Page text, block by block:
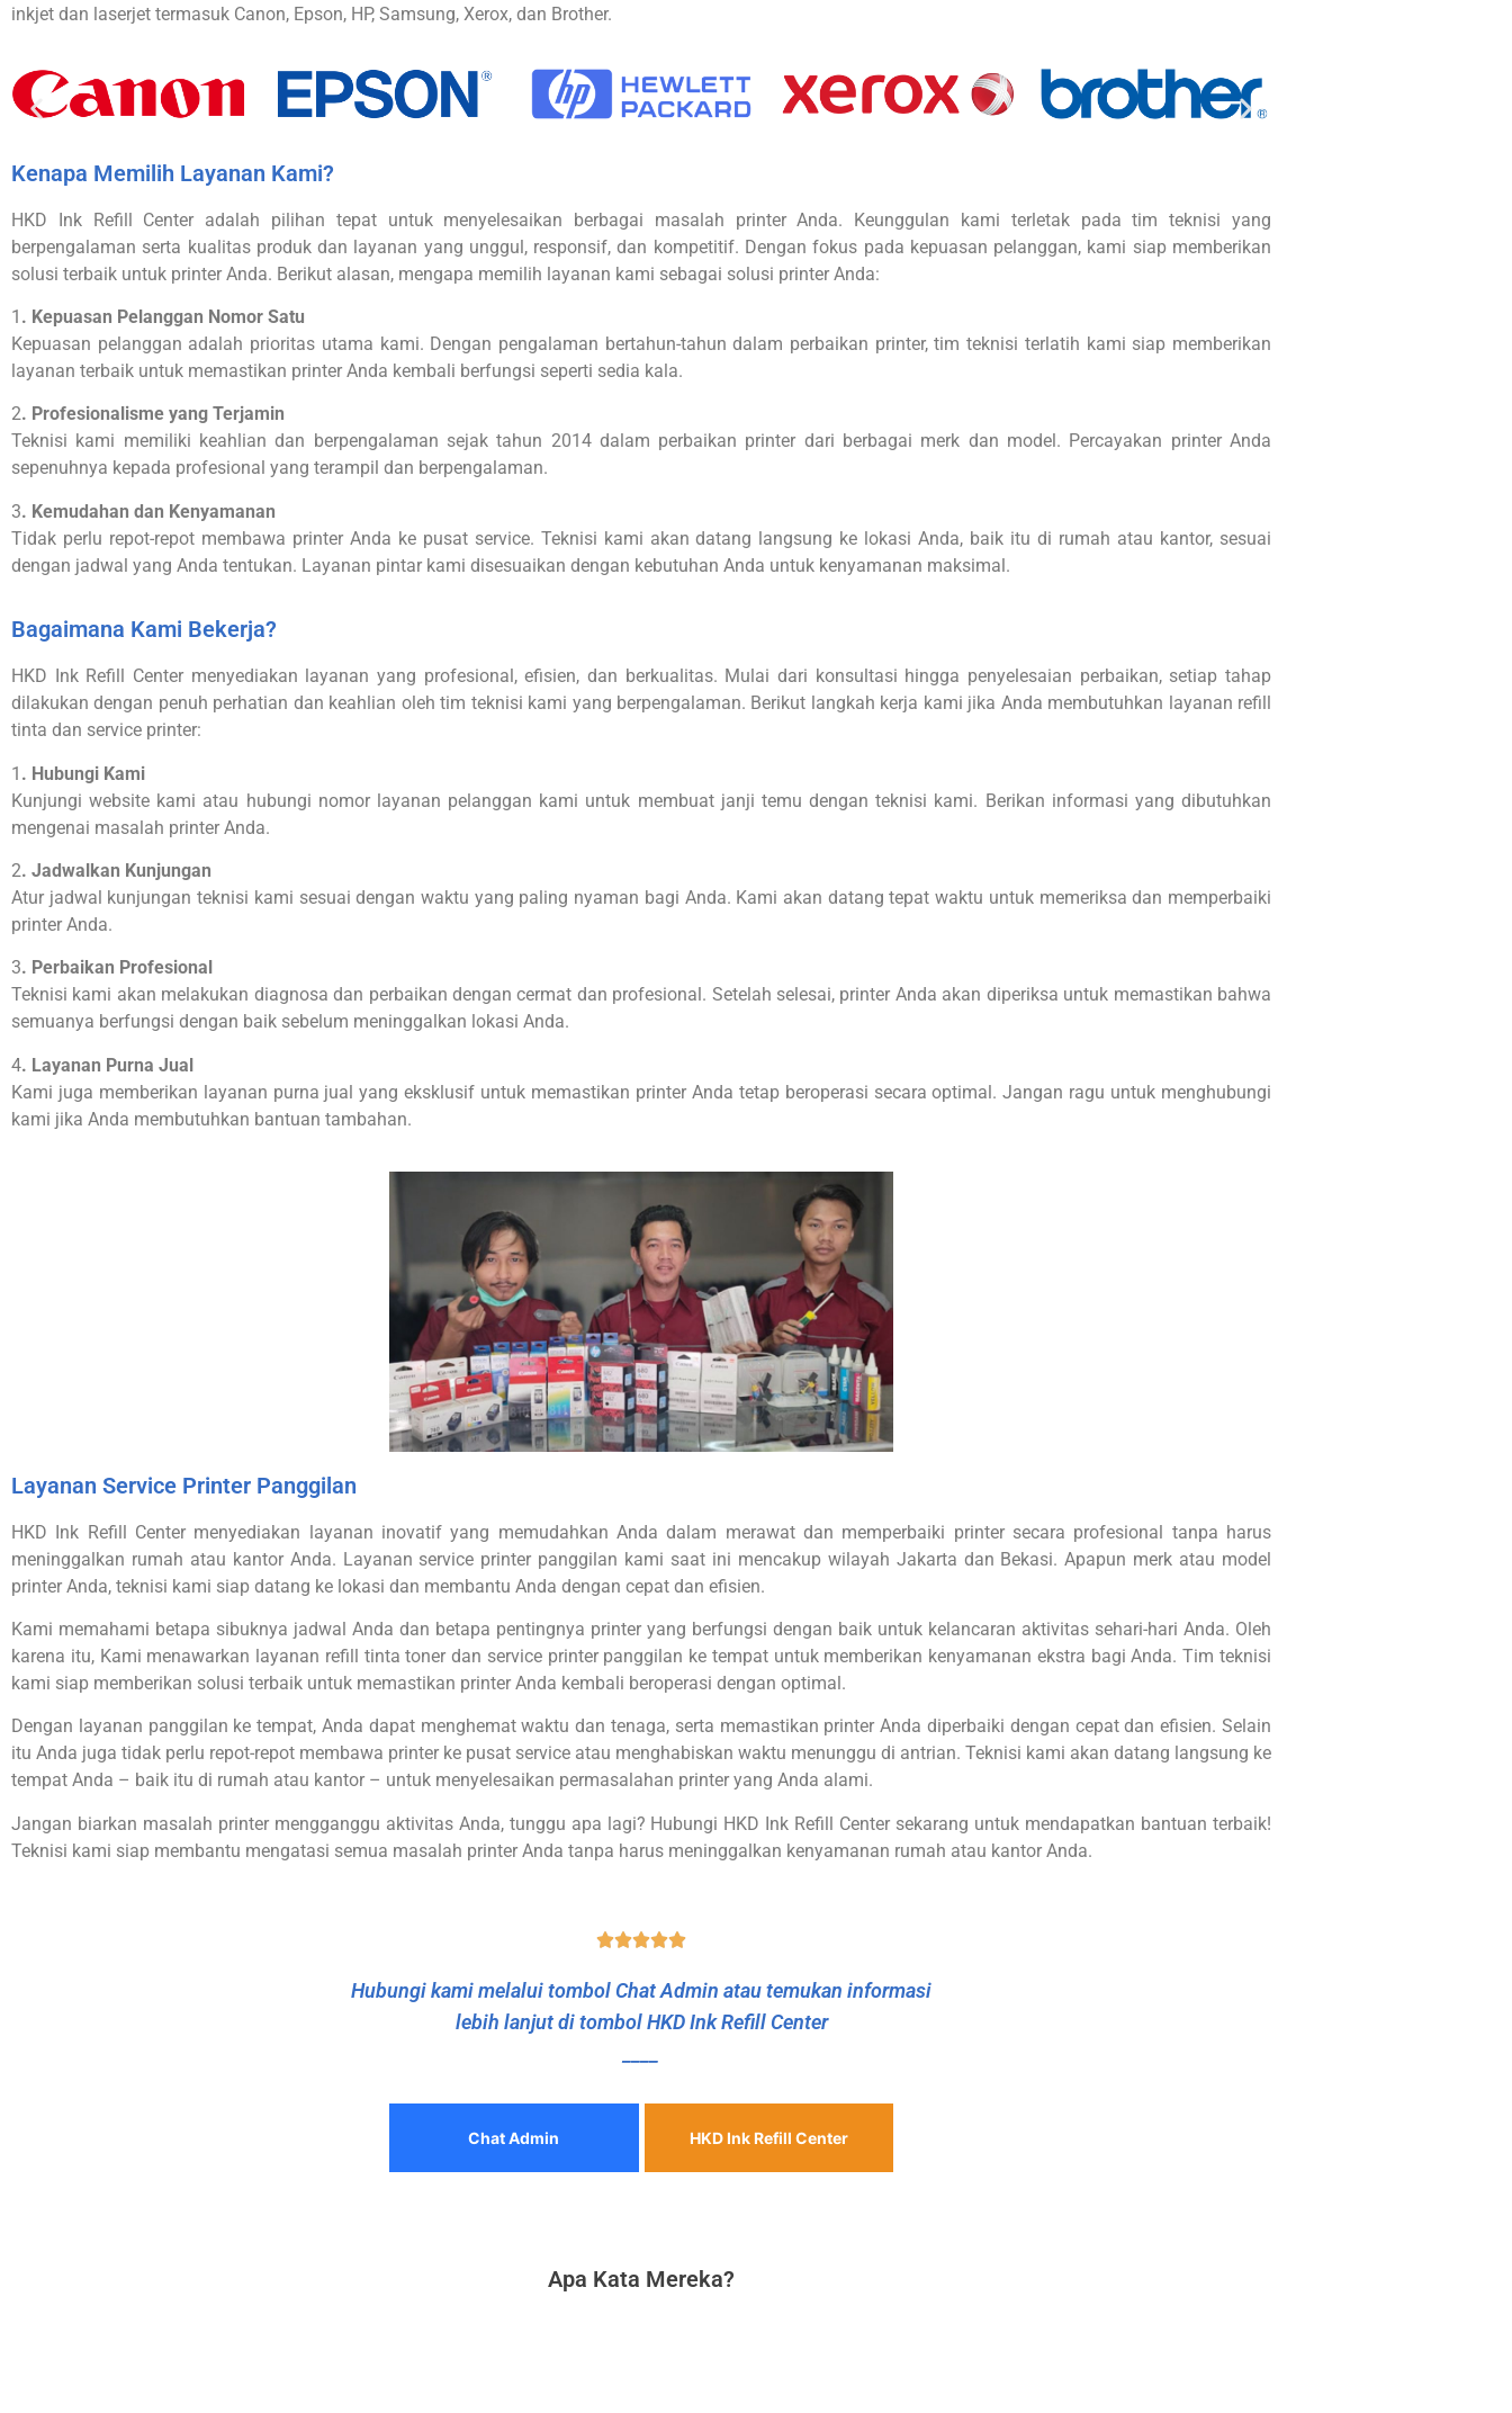
inkjet dan laserjet termasuk Canon, Epson, HP, Samsung, Xerox, dan Brother.
Kenapa Memilih Layanan Kami?
HKD Ink Refill Center adalah pilihan tepat untuk menyelesaikan berbagai masalah printer Anda. Keunggulan kami terletak pada tim teknisi yang
berpengalaman serta kualitas produk dan layanan yang unggul, responsif, dan kompetitif. Dengan fokus pada kepuasan pelanggan, kami siap memberikan
solusi terbaik untuk printer Anda. Berikut alasan, mengapa memilih layanan kami sebagai solusi printer Anda:
1 . Kepuasan Pelanggan Nomor Satu
Kepuasan pelanggan adalah prioritas utama kami. Dengan pengalaman bertahun-tahun dalam perbaikan printer, tim teknisi terlatih kami siap memberikan
layanan terbaik untuk memastikan printer Anda kembali berfungsi seperti sedia kala.
2. Profesionalisme yang Terjamin
Teknisi kami memiliki keahlian dan berpengalaman sejak tahun 2014 dalam perbaikan printer dari berbagai merk dan model. Percayakan printer Anda
sepenuhnya kepada profesional yang terampil dan berpengalaman.
3. Kemudahan dan Kenyamanan
Tidak perlu repot-repot membawa printer Anda ke pusat service. Teknisi kami akan datang langsung ke lokasi Anda, baik itu di rumah atau kantor, sesuai
dengan jadwal yang Anda tentukan. Layanan pintar kami disesuaikan dengan kebutuhan Anda untuk kenyamanan maksimal.
Bagaimana Kami Bekerja?
HKD Ink Refill Center menyediakan layanan yang profesional, efisien, dan berkualitas. Mulai dari konsultasi hingga penyelesaian perbaikan, setiap tahap
dilakukan dengan penuh perhatian dan keahlian oleh tim teknisi kami yang berpengalaman. Berikut langkah kerja kami jika Anda membutuhkan layanan refill
tinta dan service printer:
1 . Hubungi Kami
Kunjungi website kami atau hubungi nomor layanan pelanggan kami untuk membuat janji temu dengan teknisi kami. Berikan informasi yang dibutuhkan
mengenai masalah printer Anda.
2. Jadwalkan Kunjungan
Atur jadwal kunjungan teknisi kami sesuai dengan waktu yang paling nyaman bagi Anda. Kami akan datang tepat waktu untuk memeriksa dan memperbaiki
printer Anda.
3. Perbaikan Profesional
Teknisi kami akan melakukan diagnosa dan perbaikan dengan cermat dan profesional. Setelah selesai, printer Anda akan diperiksa untuk memastikan bahwa
semuanya berfungsi dengan baik sebelum meninggalkan lokasi Anda.
4. Layanan Purna Jual
Kami juga memberikan layanan purna jual yang eksklusif untuk memastikan printer Anda tetap beroperasi secara optimal. Jangan ragu untuk menghubungi
kami jika Anda membutuhkan bantuan tambahan.
Layanan Service Printer Panggilan
HKD Ink Refill Center menyediakan layanan inovatif yang memudahkan Anda dalam merawat dan memperbaiki printer secara profesional tanpa harus
meninggalkan rumah atau kantor Anda. Layanan service printer panggilan kami saat ini mencakup wilayah Jakarta dan Bekasi. Apapun merk atau model
printer Anda, teknisi kami siap datang ke lokasi dan membantu Anda dengan cepat dan efisien.
Kami memahami betapa sibuknya jadwal Anda dan betapa pentingnya printer yang berfungsi dengan baik untuk kelancaran aktivitas sehari-hari Anda. Oleh
karena itu, Kami menawarkan layanan refill tinta toner dan service printer panggilan ke tempat untuk memberikan kenyamanan ekstra bagi Anda.Tim teknisi
kami siap memberikan solusi terbaik untuk memastikan printer Anda kembali beroperasi dengan optimal.
Dengan layanan panggilan ke tempat, Anda dapat menghemat waktu dan tenaga, serta memastikan printer Anda diperbaiki dengan cepat dan efisien. Selain
itu Anda juga tidak perlu repot-repot membawa printer ke pusat service atau menghabiskan waktu menunggu di antrian. Teknisi kami akan datang langsung ke
tempat Anda – baik itu di rumah atau kantor – untuk menyelesaikan permasalahan printer yang Anda alami.
Jangan biarkan masalah printer mengganggu aktivitas Anda, tunggu apa lagi? Hubungi HKD Ink Refill Center sekarang untuk mendapatkan bantuan terbaik!
Teknisi kami siap membantu mengatasi semua masalah printer Anda tanpa harus meninggalkan kenyamanan rumah atau kantor Anda.
Hubungi kami melalui tombol Chat Admin atau temukan informasi
lebih lanjut di tombol HKD Ink Refill Center
Chat Admin HKD Ink Refill Center
Apa Kata Mereka?